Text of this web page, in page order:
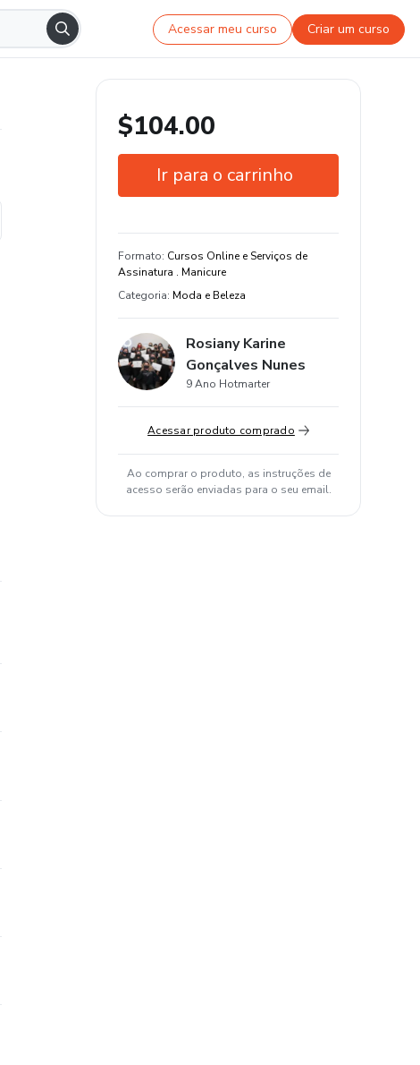
Acessar meu curso Criar um curso
$104.00
Ir para o carrinho
Estude do seu jeito e em qualquer
dispositivo
60 aula de conteúdo original
Formato: Cursos Online e Serviços de
Assinatura . Manicure
Categoria: Moda e Beleza
Rosiany Karine
Gonçalves Nunes
9 Ano Hotmarter
Acessar produto comprado
Ao comprar o produto, as instruções de
acesso serão enviadas para o seu email.